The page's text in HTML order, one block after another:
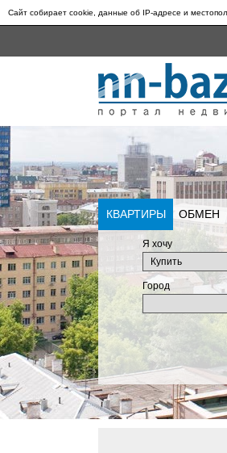
Сайт собирает cookie, данные об IP-адресе и
КВАРТИРЫ ОБМЕН
Я хочу
Город